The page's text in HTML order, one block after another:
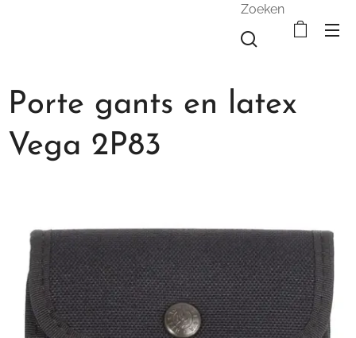
Zoeken
Porte gants en latex
Vega 2P83